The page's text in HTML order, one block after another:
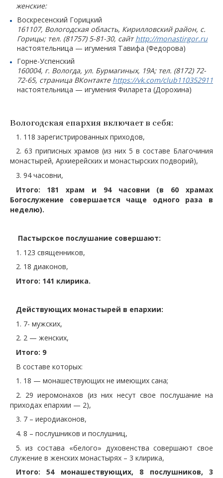
женские:
Воскресенский Горицкий
161107, Вологодская область, Кирилловский район, с.
Горицы; тел. (81757) 5-81-30, сайт http://monastirgor.ru
настоятельница — игумения Тавифа (Федорова)
Горне-Успенский
160004, г. Вологда, ул. Бурмагиных, 19А; тел. (8172) 72-
72-65, страница ВКонтакте https://vk.com/club110352911
настоятельница — игумения Филарета (Дорохина)
Вологодская епархия включает в себя:
1. 118 зарегистрированных приходов,
2. 63 приписных храмов (из них 5 в составе Благочиния
монастырей, Архиерейских и монастырских подворий),
3. 94 часовни,
Итого: 181 храм и 94 часовни (в 60 храмах
Богослужение совершается чаще одного раза в
неделю).
Пастырское послушание совершают:
1. 123 священников,
2. 18 диаконов,
Итого: 141 клирика.
Действующих монастырей в епархии:
1. 7- мужских,
2. 2 — женских,
Итого: 9
В составе которых:
1. 18 — монашествующих не имеющих сана;
2. 29 иеромонахов (из них несут свое послушание на
приходах епархии — 2),
3. 7 – иеродиаконов,
4. 8 – послушников и послушниц,
5. из состава «белого» духовенства совершают свое
служение в женских монастырях – 3 клирика,
Итого: 54 монашествующих, 8 послушников, 3